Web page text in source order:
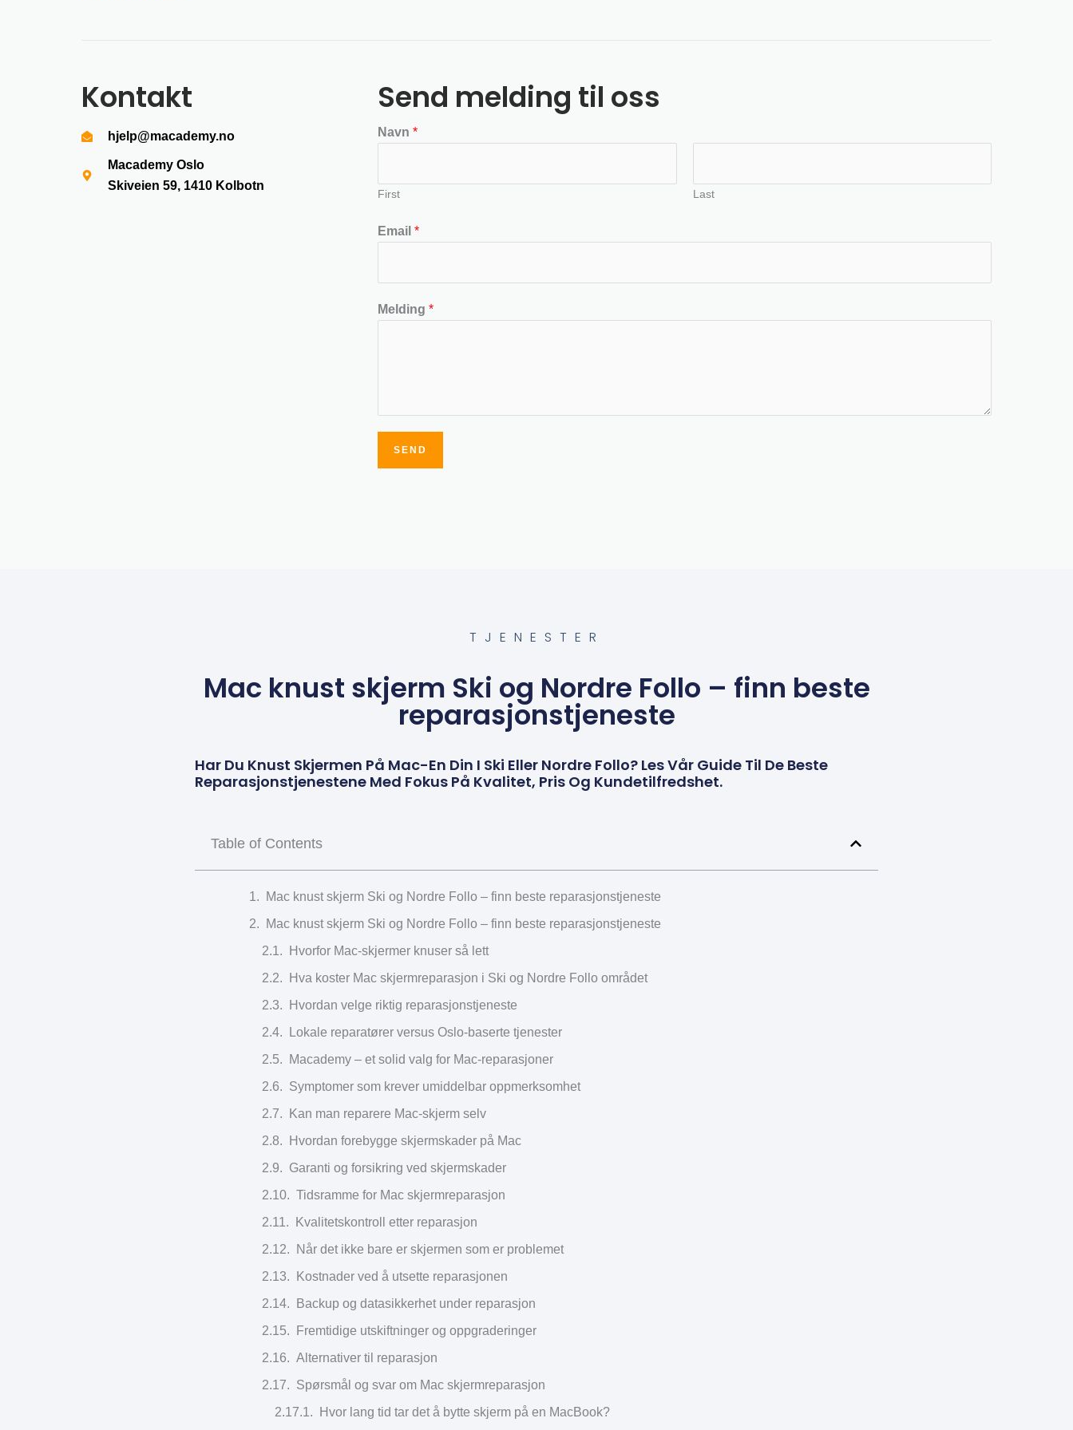
Kontakt
hjelp@macademy.no
Macademy Oslo
Skiveien 59, 1410 Kolbotn
Send melding til oss
Navn*
First Last
Email*
Melding*
SEND
TJENESTER
Mac knust skjerm Ski og Nordre Follo – finn beste
reparasjonstjeneste
Har Du Knust Skjermen På Mac-En Din I Ski Eller Nordre Follo? Les Vår Guide Til De Beste
Reparasjonstjenestene Med Fokus På Kvalitet, Pris Og Kundetilfredshet.
Table of Contents
Mac knust skjerm Ski og Nordre Follo – finn beste reparasjonstjeneste
Mac knust skjerm Ski og Nordre Follo – finn beste reparasjonstjeneste
Hvorfor Mac-skjermer knuser så lett
Hva koster Mac skjermreparasjon i Ski og Nordre Follo området
Hvordan velge riktig reparasjonstjeneste
Lokale reparatører versus Oslo-baserte tjenester
Macademy – et solid valg for Mac-reparasjoner
Symptomer som krever umiddelbar oppmerksomhet
Kan man reparere Mac-skjerm selv
Hvordan forebygge skjermskader på Mac
Garanti og forsikring ved skjermskader
Tidsramme for Mac skjermreparasjon
Kvalitetskontroll etter reparasjon
Når det ikke bare er skjermen som er problemet
Kostnader ved å utsette reparasjonen
Backup og datasikkerhet under reparasjon
Fremtidige utskiftninger og oppgraderinger
Alternativer til reparasjon
Spørsmål og svar om Mac skjermreparasjon
Hvor lang tid tar det å bytte skjerm på en MacBook?